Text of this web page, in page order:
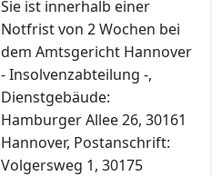
Sie ist innerhalb einer
Notfrist von 2 Wochen bei
dem Amtsgericht Hannover
- Insolvenzabteilung -,
Dienstgebäude:
Hamburger Allee 26, 30161
Hannover, Postanschrift:
Volgersweg 1, 30175